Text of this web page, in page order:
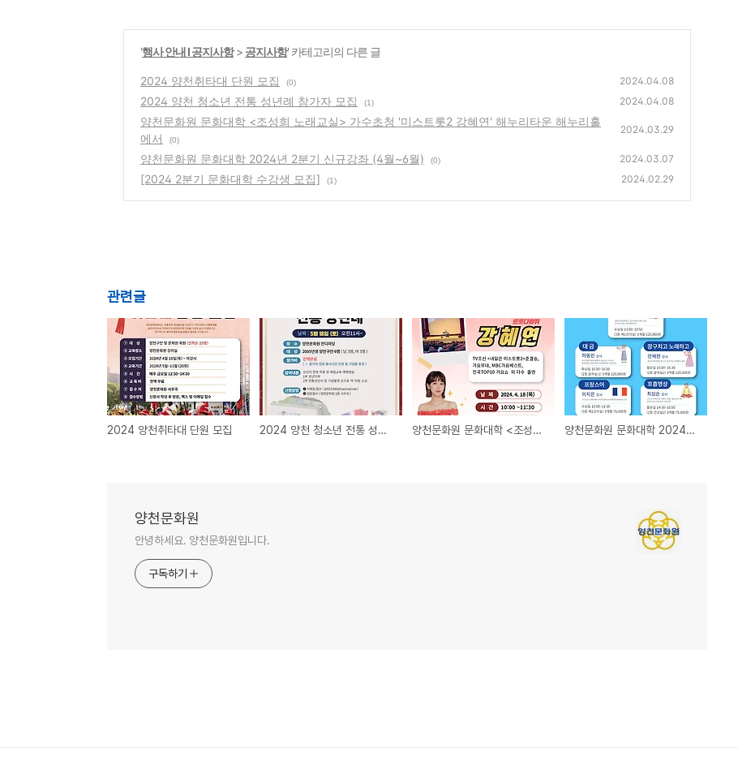
'행사 안내 Ι 공지사항> 공지사항' 카테고리의 다른 글
2024 양천취타대 단원 모집 (0) 2024.04.08
2024 양천 청소년 전통 성년례 참가자 모집 (1) 2024.04.08
양천문화원 문화대학 <조성희 노래교실> 가수초청 '미스트롯2 강혜연' 해누리타운 해누리홀
에서
(0)
2024.03.29
양천문화원 문화대학 2024년 2분기 신규강좌 (4월~6월) (0) 2024.03.07
[2024 2분기 문화대학 수강생 모집] (1) 2024.02.29
관련글
2024 양천취타대 단원 모집 2024 양천 청소년 전통 성년례 참가자 모집 양천문화원 문화대학 <조성희 노래교실> 가수초청 '미스트롯2 강혜연' 해누리타운 해누리홀에서 양천문화원 문화대학 2024년 2분기 신규강좌 (4월~6월)
양천문화원
안녕하세요. 양천문화원입니다.
구독하기